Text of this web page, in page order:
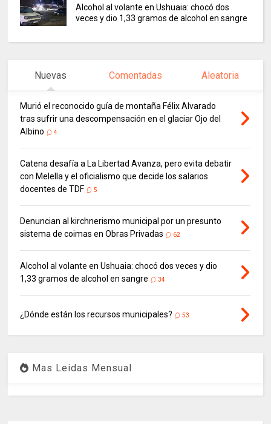
Alcohol al volante en Ushuaia: chocó dos
veces y dio 1,33 gramos de alcohol en sangre
Nuevas Comentadas Aleatoria
Murió el reconocido guía de montaña Félix Alvarado
tras sufrir una descompensación en el glaciar Ojo del
Albino
4
Catena desafía a La Libertad Avanza, pero evita debatir
con Melella y el oficialismo que decide los salarios
docentes de TDF
5
Denuncian al kirchnerismo municipal por un presunto
sistema de coimas en Obras Privadas
62
Alcohol al volante en Ushuaia: chocó dos veces y dio
1,33 gramos de alcohol en sangre
34
¿Dónde están los recursos municipales? 53
Mas Leidas Mensual